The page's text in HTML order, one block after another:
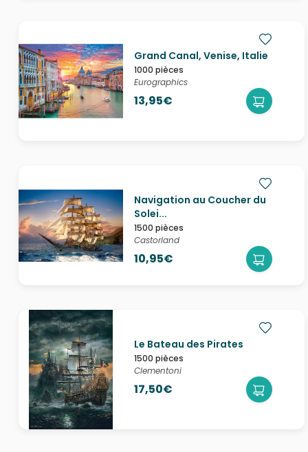
Grand Canal, Venise, Italie
1000 pièces
Eurographics
13,95€
Navigation au Coucher du
Solei...
1500 pièces
Castorland
10,95€
Le Bateau des Pirates
1500 pièces
Clementoni
17,50€